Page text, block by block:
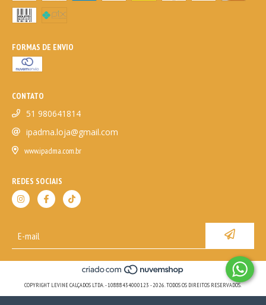
FORMAS DE ENVIO
CONTATO
51 980641814
ipadma.loja@gmail.com
www.ipadma.com.br
REDES SOCIAIS
COPYRIGHT LEVINE CALÇADOS LTDA. - 10888434000123 - 2026. TODOS OS DIREITOS RESERVADOS.